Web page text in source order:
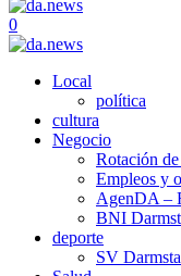
0
Local
política
cultura
Negocio
Rotación
Empleos y
AgenDA –
BNI
deporte
SV